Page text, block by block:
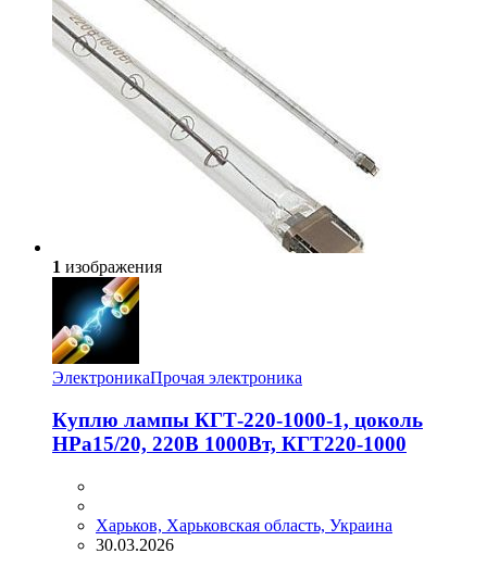
1 изображения
ЭлектроникаПрочая электроника
Куплю лампы КГТ-220-1000-1, цоколь
НРа15/20, 220В 1000Вт, КГТ220-1000
Харьков, Харьковская область, Украина
30.03.2026